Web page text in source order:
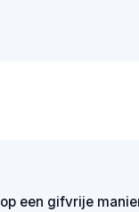
een gifvrije